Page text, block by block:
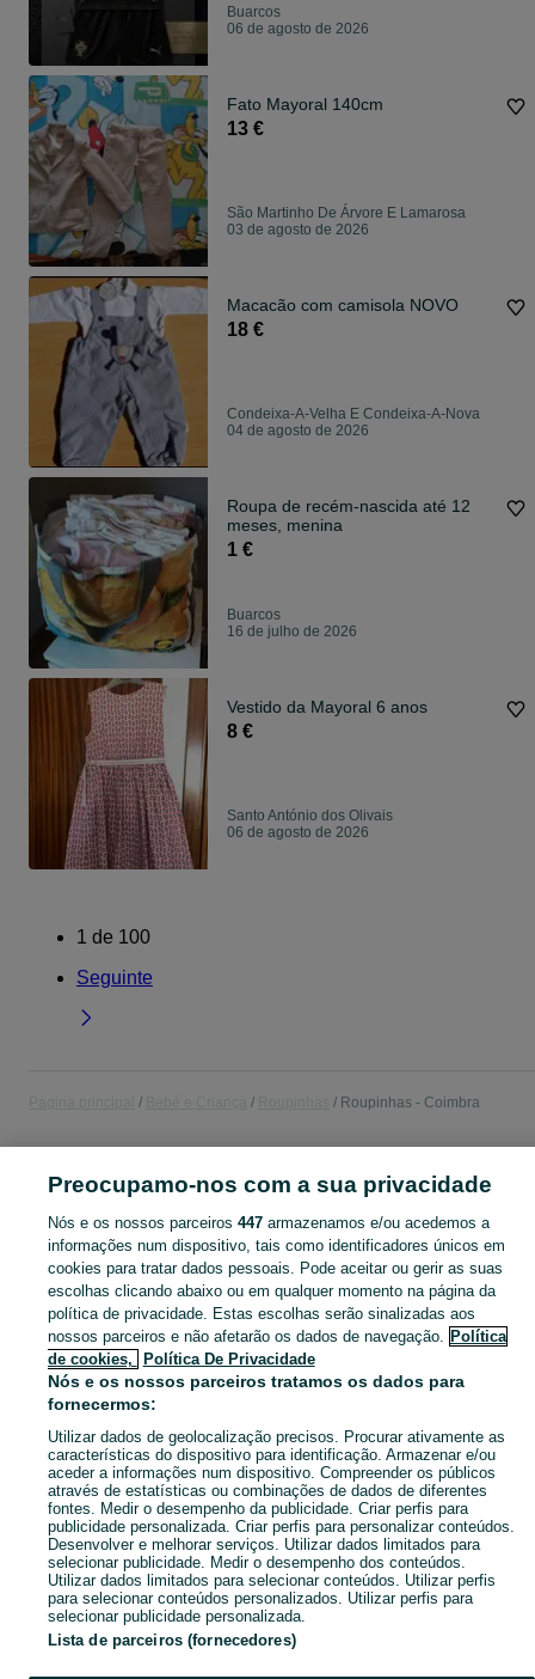
Buarcos
06 de agosto de 2026
Fato Mayoral 140cm
13 €
São Martinho De Árvore E Lamarosa
03 de agosto de 2026
Macacão com camisola NOVO
18 €
Condeixa-A-Velha E Condeixa-A-Nova
04 de agosto de 2026
Roupa de recém-nascida até 12
meses, menina
1 €
Buarcos
16 de julho de 2026
Vestido da Mayoral 6 anos
8 €
Santo António dos Olivais
06 de agosto de 2026
1 de 100
Seguinte
Roupinhas - Coimbra
CATEGORIA
Navegue pelos últimos anúncios de Roupinhas em Coimbra no OLX Portugal. Compre e venda produtos locais com facilidade e segurança. Mostrar
Mapa do site
Mapa das freguesias
Mapa de mini-sites
Pesquisas populares
Preocupamo-nos com a sua privacidade
Nós e os nossos parceiros 447armazenamos e/ou acedemos a
informações num dispositivo, tais como identificadores únicos em
cookies para tratar dados pessoais. Pode aceitar ou gerir as suas
escolhas clicando abaixo ou em qualquer momento na página da
política de privacidade. Estas escolhas serão sinalizadas aos
nossos parceiros e não afetarão os dados de navegação. Política
de cookies,
Política De Privacidade
Nós e os nossos parceiros tratamos os dados para
fornecermos:
Utilizar dados de geolocalização precisos. Procurar ativamente as
características do dispositivo para identificação. Armazenar e/ou
aceder a informações num dispositivo. Compreender os públicos
através de estatísticas ou combinações de dados de diferentes
fontes. Medir o desempenho da publicidade. Criar perfis para
publicidade personalizada. Criar perfis para personalizar conteúdos.
Desenvolver e melhorar serviços. Utilizar dados limitados para
selecionar publicidade. Medir o desempenho dos conteúdos.
Utilizar dados limitados para selecionar conteúdos. Utilizar perfis
para selecionar conteúdos personalizados. Utilizar perfis para
selecionar publicidade personalizada.
Lista de parceiros (fornecedores)